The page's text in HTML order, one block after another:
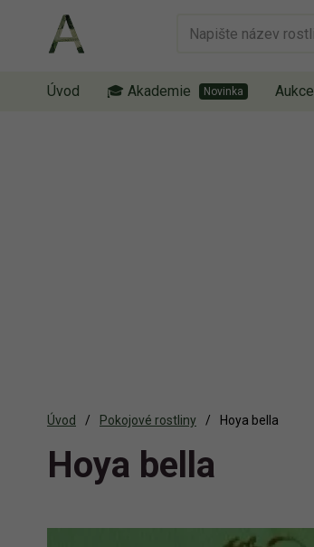
Úvod 🎓 Akademie Aukce
Úvod Pokojové rostliny Hoya bella
Hoya bella